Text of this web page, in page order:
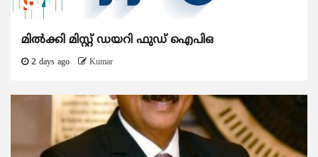
മിൽക്കി മിസ്റ്റ് ഡയറി ഫുഡ് ഐപിഒ
2 days ago Kumar